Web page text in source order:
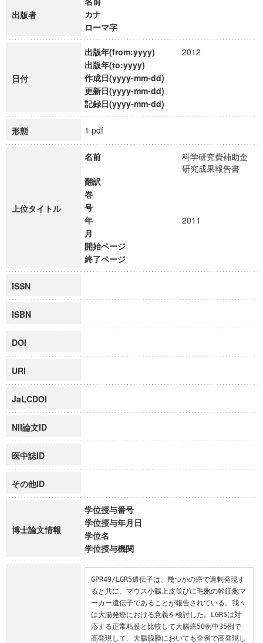
出版者
カナ
ローマ字
日付
出版年(from:yyyy)
2012
出版年(to:yyyy)
作成日(yyyy-mm-dd)
更新日(yyyy-mm-dd)
記録日(yyyy-mm-dd)
形態 1 pdf
上位タイトル
名前
科学研究費補助金
研究成果報告書
翻訳
巻
号
年
2011
月
開始ページ
終了ページ
ISSN
ISBN
DOI
URI
JaLCDOI
NII論文ID
医中誌ID
その他ID
博士論文情報
学位授与番号
学位授与年月日
学位名
学位授与機関
GPR49/LGR5遺伝子は、幾つかの癌で過剰発現す
ると共に、マウス小腸上皮並びに毛胞の幹細胞マ
ーカー遺伝子であることが報告されている。我々
は大腸発癌における意義を検討した。LGR5は対
応する正常粘膜と比較して大腸癌50例中35例で
高発現して、大腸腺腫においても全例で高発現し